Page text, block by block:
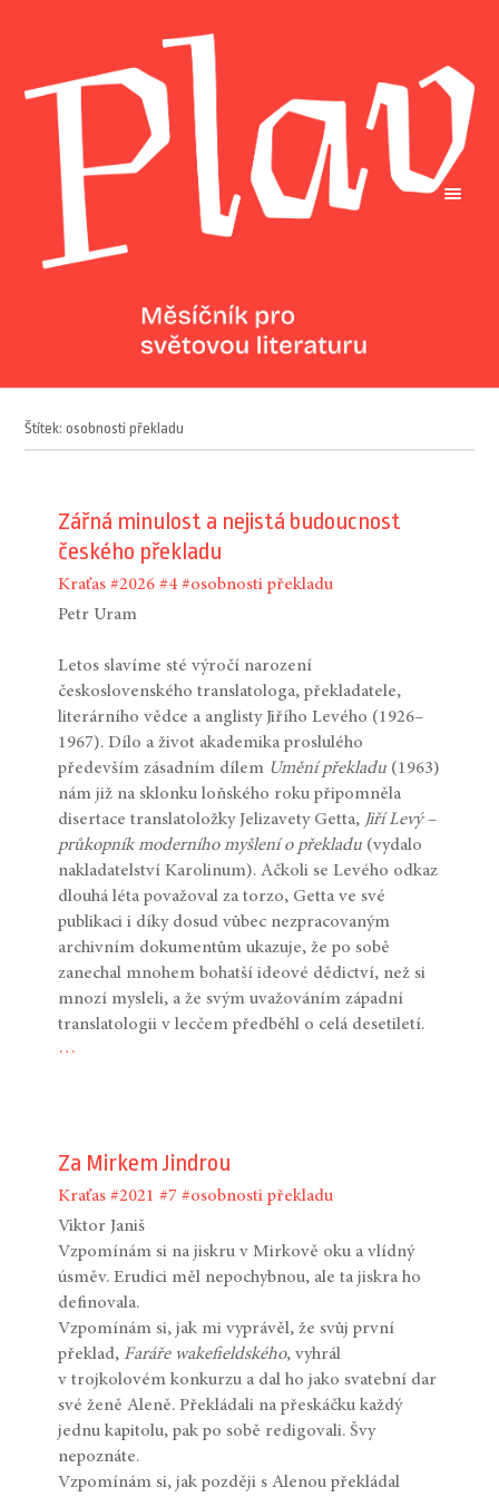
Štítek: osobnosti překladu
Zářná minulost a nejistá budoucnost
českého překladu
Kraťas #2026 #4 #osobnosti překladu
Petr Uram
Letos slavíme sté výročí narození
československého translatologa, překladatele,
literárního vědce a anglisty Jiřího Levého (1926–
1967). Dílo a život akademika proslulého
především zásadním dílem Umění překladu (1963)
nám již na sklonku loňského roku připomněla
disertace translatoložky Jelizavety Getta, Jiří Levý –
průkopník moderního myšlení o překladu (vydalo
nakladatelství Karolinum). Ačkoli se Levého odkaz
dlouhá léta považoval za torzo, Getta ve své
publikaci i díky dosud vůbec nezpracovaným
archivním dokumentům ukazuje, že po sobě
zanechal mnohem bohatší ideové dědictví, než si
mnozí mysleli, a že svým uvažováním západní
translatologii v lecčem předběhl o celá desetiletí.
…
Za Mirkem Jindrou
Kraťas #2021 #7 #osobnosti překladu
Viktor Janiš
Vzpomínám si na jiskru v Mirkově oku a vlídný
úsměv. Erudici měl nepochybnou, ale ta jiskra ho
definovala.
Vzpomínám si, jak mi vyprávěl, že svůj první
překlad, Faráře wakefieldského, vyhrál
v trojkolovém konkurzu a dal ho jako svatební dar
své ženě Aleně. Překládali na přeskáčku každý
jednu kapitolu, pak po sobě redigovali. Švy
nepoznáte.
Vzpomínám si, jak později s Alenou překládal